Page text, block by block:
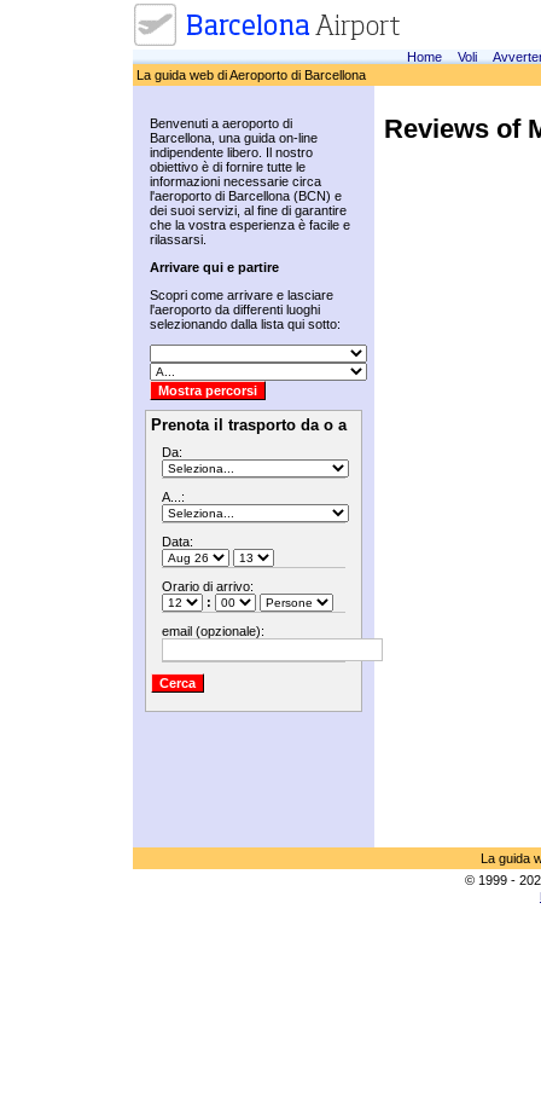
Home Voli
La guida web di Aeroporto di Barcellona
Benvenuti a aeroporto di
Barcellona, una guida on-line
indipendente libero. Il nostro
obiettivo è di fornire tutte le
informazioni necessarie circa
l'aeroporto di Barcellona (BCN) e
dei suoi servizi, al fine di garantire
che la vostra esperienza è facile e
rilassarsi.
Arrivare qui e partire
Scopri come arrivare e lasciare
l'aeroporto da differenti luoghi
selezionando dalla lista qui sotto:
Prenota il trasporto da o a
Da:
A...:
Data:
Orario di arrivo:
:
email (opzionale):
Reviews of
La guida
© 1999 -